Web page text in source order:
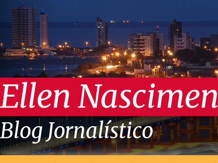
Ellen
Blog Jornalístico